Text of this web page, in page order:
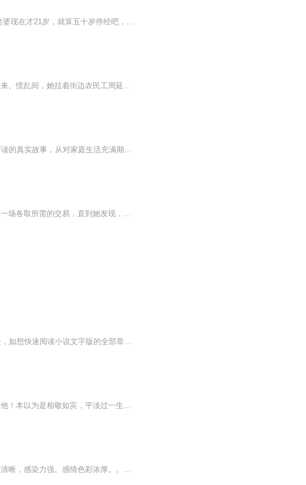
南宫少爷闪婚之后，最恨的就是大姨妈。因为大姨妈，他不能和老婆滚床单， 老婆现在才21岁，就算五十岁停经吧，也就是说，他还有三十年要见这个他最讨厌的大姨妈。 让他算算，三十年，一年十二个月，一个月七天，这样算的话就是30x12x7最后等于2520天！2520天是多少年？ 2520除以365，那么就是说，他差不多有七年的时间不能碰她的老婆…… 七年不碰他的老婆…oh,no…… 大姨妈，果真是世界上最可恶的东西！最最最最可恶的东西！
洛家祖宅张灯结彩，一场包办婚礼即将举行。洛晓玥满心抗拒，趁人不备逃了出来。慌乱间，她拉着街边农民工周延闪婚，想着先躲过这一劫。婚后，周延住在狭小出租屋，每日粗茶淡饭，洛晓玥并未怀疑。直到洛家因巨额债务濒临破产，神秘首富突然现身，轻松还清...
15位活生生的女性婚姻遭遇，帮我们避开婚姻悲剧！十余年追踪调查。专业又好读的真实故事，从对家庭生活充满期待，到被疲惫击败，日本现实版《82年生的金智英》
为了逃避家族联姻，顾晴雪不得不答应了那个男人的协议结婚。原本以为这只是一场各取所需的交易，直到她发现，这个男人比她想象的更加危险，也更加迷人。 他冷酷无情，却在她被欺负的时候，强势护住她。他权势滔天，却甘愿为她洗手作羹汤。顾晴雪以为...
【收听须知】1、老婆乖，咱不离婚赵颜熙沈君皓2、由于音频节目更新的比较慢，如想快速阅读小说文字版的全部章节，请在微信中搜索公/众/号【黑葡萄文学】，关注后，并在公/众/号中回复：【355】，便可快速阅读小说文字版全集。（注意：需要在公/众/号中回复...
同父异母的妹妹逃婚，她成了替嫁新娘，嫁给了传闻身残腿疾并且还面部毁容的他！本以为是相敬如宾，平淡过一生，却不曾想他竟把她宠于心尖。她被人绑架，他如天神一般，逆光而来，她怔怔的看着走向自己的挺拔男人，一双美目充满了难以置信，“是你？你的腿...
一部经典作品！人物刻画细腻！情节起伏吸引人。根据听众的喜好而精选，声音清晰，感染力强。感情色彩浓厚。。就是对我们的最大支持和厚爱。每天加班很辛苦，您就动动手指支持一下吧！一部经典作品！人物刻画细腻！情节起伏吸引人。根据听众的喜好而精选，声音清晰，感染力强。感情色彩浓厚。。就是对我们的最大支持和厚爱。每天加班很辛苦，您就动动手指支持一下吧！一部经典作品！人物刻画细腻！情节起伏吸引人。根据听众的喜好而精选，声音清晰，感染力强。感情色彩浓厚。。就是对我们的最大支持和厚爱。每天加班很辛苦，您就动动手指支持一下吧！